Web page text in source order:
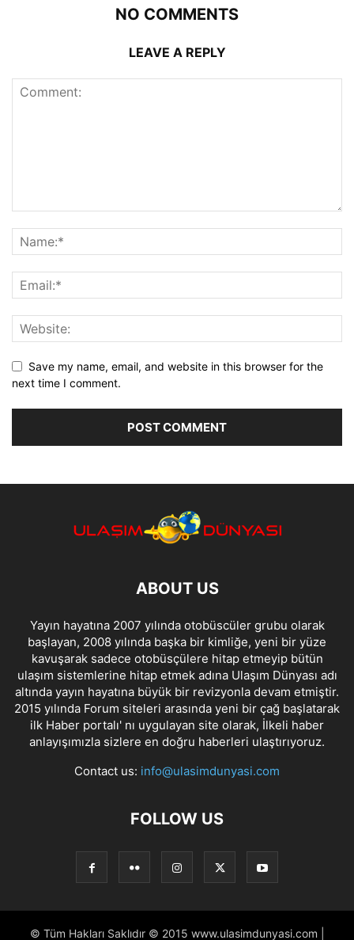
NO COMMENTS
LEAVE A REPLY
Save my name, email, and website in this browser for the
next time I comment.
ABOUT US
Yayın hayatına 2007 yılında otobüscüler grubu olarak
başlayan, 2008 yılında başka bir kimliğe, yeni bir yüze
kavuşarak sadece otobüsçülere hitap etmeyip bütün
ulaşım sistemlerine hitap etmek adına Ulaşım Dünyası adı
altında yayın hayatına büyük bir revizyonla devam etmiştir.
2015 yılında Forum siteleri arasında yeni bir çağ başlatarak
ilk Haber portalı' nı uygulayan site olarak, İlkeli haber
anlayışımızla sizlere en doğru haberleri ulaştırıyoruz.
Contact us: info@ulasimdunyasi.com
FOLLOW US
© Tüm Hakları Saklıdır © 2015 www.ulasimdunyasi.com |